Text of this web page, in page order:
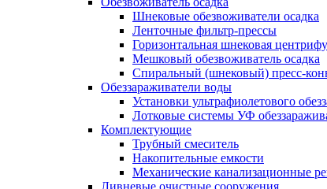
Шнековые обезвоживатели осадка
Ленточные фильтр-прессы
Горизонтальная шнековая
Мешковый обезвоживатель осадка
Спиральный (шнековый) пресс-
Обеззараживатели воды
Установки ультрафиолетового
Лотковые системы УФ
Комплектующие
Трубный смеситель
Накопительные емкости
Механические канализационные
Ливневые очистные сооружения